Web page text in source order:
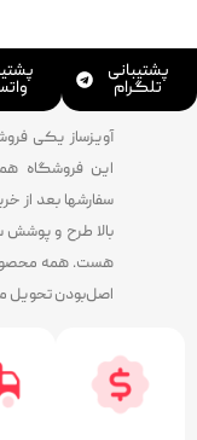
پشتیبانی
تلگرام
آویزساز یکی
این فروشگاه
سفارشها بعد از
بالا طرح و
اصل‌بودن تحویل